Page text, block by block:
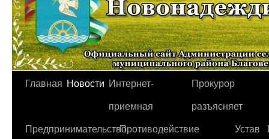
Перейти
содержимому
Главная Новости Интернет-
приемная
Прокурор
разъясняет
ПредпринимательствоПротиводействие
Устав